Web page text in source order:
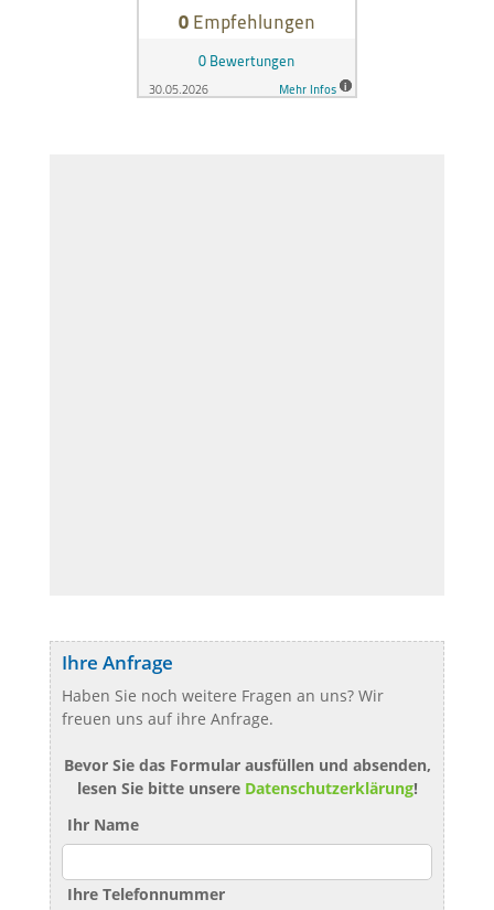
Ihre Anfrage
Haben Sie noch weitere Fragen an uns? Wir
freuen uns auf ihre Anfrage.
Bevor Sie das Formular ausfüllen und absenden,
lesen Sie bitte unsere Datenschutzerklärung!
Ihr Name
Ihre Telefonnummer